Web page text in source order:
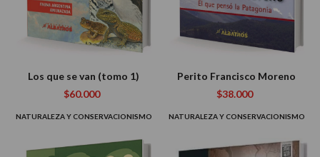
Los que se van (tomo 1)
$60.000
NATURALEZA Y CONSERVACIONISMO
Perito Francisco Moreno
$38.000
NATURALEZA Y CONSERVACIONISMO